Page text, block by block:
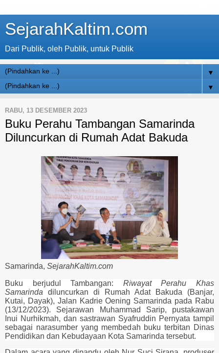
SejarahKaltim.com
Dari Publik, oleh Publik, untuk Publik
▼
▼
RABU, 13 DESEMBER 2023
Buku Perahu Tambangan Samarinda
Diluncurkan di Rumah Adat Bakuda
Samarinda, SejarahKaltim.com
Buku berjudul Tambangan: Riwayat Perahu Khas
Samarinda diluncurkan di Rumah Adat Bakuda (Banjar,
Kutai, Dayak), Jalan Kadrie Oening Samarinda pada Rabu
(13/12/2023). Sejarawan Muhammad Sarip, pustakawan
Inui Nurhikmah, dan sastrawan Syafruddin Pernyata tampil
sebagai narasumber yang membedah buku terbitan Dinas
Pendidikan dan Kebudayaan Kota Samarinda tersebut.